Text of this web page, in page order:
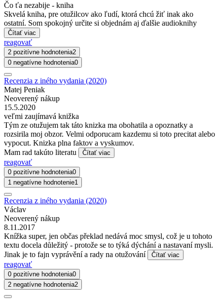
Čo ťa nezabije - kniha
Skvelá kniha, pre otužilcov ako ľudí, ktorá chcú žiť inak ako
ostatní. Som spokojný určite si objednám aj ďalšie audioknihy
Čítať viac
reagovať
2 pozitívne hodnotenia2
0 negatívne hodnotenia0
Recenzia z iného vydania (2020)
Matej Peniak
Neoverený nákup
15.5.2020
veľmi zaujímavá knižka
Tým ze otužujem tak táto knizka ma obohatila a opoznatky a
rozsirila moj obzor. Velmi odporucam kazdemu si toto precitat alebo
vypocut. Knizka plna faktov a vyskumov.
Mam rad takúto literatu
Čítať viac
reagovať
0 pozitívne hodnotenia0
1 negatívne hodnotenie1
Recenzia z iného vydania (2020)
Václav
Neoverený nákup
8.11.2017
Knížka super, jen občas překlad nedává moc smysl, což je u tohoto
textu docela důležitý - protože se to týká dýchání a nastavaní mysli.
Jinak je to fajn vyprávění a rady na otužování
Čítať viac
reagovať
0 pozitívne hodnotenia0
2 negatívne hodnotenia2